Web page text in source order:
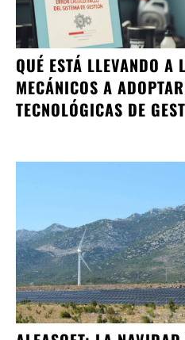
QUÉ ESTÁ LLEVANDO A
MECÁNICOS A
TECNOLÓGICAS DE